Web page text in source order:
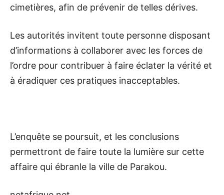
cimetières, afin de prévenir de telles dérives.
Les autorités invitent toute personne disposant
d’informations à collaborer avec les forces de
l’ordre pour contribuer à faire éclater la vérité et
à éradiquer ces pratiques inacceptables.
L’enquête se poursuit, et les conclusions
permettront de faire toute la lumière sur cette
affaire qui ébranle la ville de Parakou.